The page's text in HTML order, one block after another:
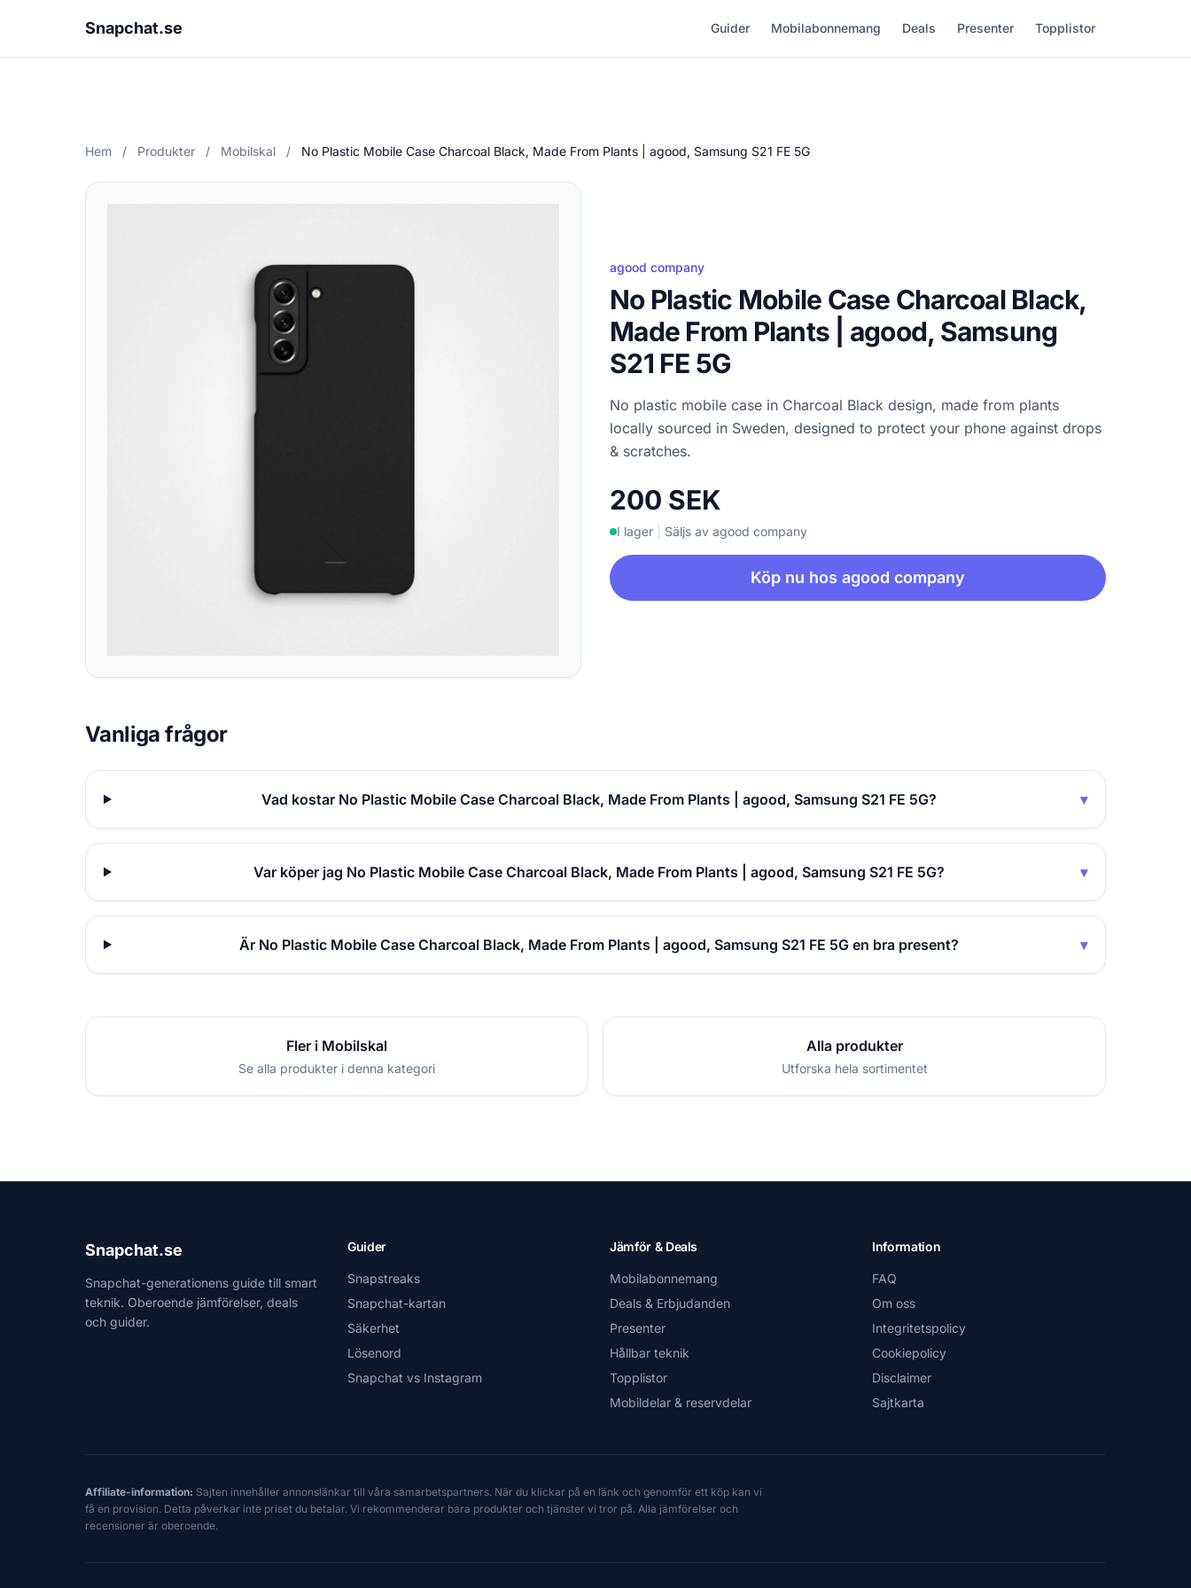
Snapchat.se Guider Mobilabonnemang Deals Presenter Topplistor
Hem / Produkter / Mobilskal / No Plastic Mobile Case Charcoal Black, Made From Plants | agood, Samsung S21 FE 5G
agood company
No Plastic Mobile Case Charcoal Black,
Made From Plants | agood, Samsung
S21 FE 5G
No plastic mobile case in Charcoal Black design, made from plants
locally sourced in Sweden, designed to protect your phone against drops
& scratches.
200 SEK
I lager Säljs av agood company
Köp nu hos agood company
Vanliga frågor
Vad kostar No Plastic Mobile Case Charcoal Black, Made From Plants | agood, Samsung S21 FE 5G? ▾
Var köper jag No Plastic Mobile Case Charcoal Black, Made From Plants | agood, Samsung S21 FE 5G? ▾
Är No Plastic Mobile Case Charcoal Black, Made From Plants | agood, Samsung S21 FE 5G en bra present? ▾
Fler i Mobilskal
Se alla produkter i denna kategori
Alla produkter
Utforska hela sortimentet
Snapchat.se
Snapchat-generationens guide till smart
teknik. Oberoende jämförelser, deals
och guider.
Guider
Snapstreaks
Snapchat-kartan
Säkerhet
Lösenord
Snapchat vs Instagram
Jämför & Deals
Mobilabonnemang
Deals & Erbjudanden
Presenter
Hållbar teknik
Topplistor
Mobildelar & reservdelar
Information
FAQ
Om oss
Integritetspolicy
Cookiepolicy
Disclaimer
Sajtkarta
Affiliate-information: Sajten innehåller annonslänkar till våra samarbetspartners. När du klickar på en länk och genomför ett köp kan vi
få en provision. Detta påverkar inte priset du betalar. Vi rekommenderar bara produkter och tjänster vi tror på. Alla jämförelser och
recensioner är oberoende.